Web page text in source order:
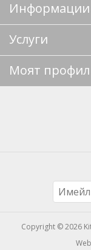
Информации
Услуги
Моят профил
Copyright © 2026